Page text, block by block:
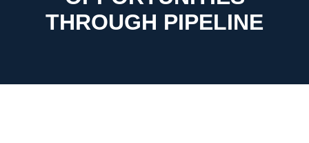
THROUGH PIPELINE